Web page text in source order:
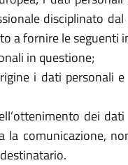
disciplinato
a fornire le seguenti
in questione;
i dati personali e
dei
la comunicazione,